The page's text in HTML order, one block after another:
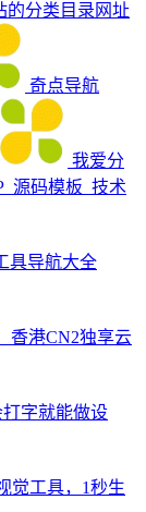
的分类目录网址
奇点导航
我爱分
源码模板_技术
具导航大全
香港CN2独享云
字就能做设
觉工具，1秒生